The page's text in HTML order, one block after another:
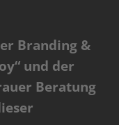
Branding &
und der
Beratung